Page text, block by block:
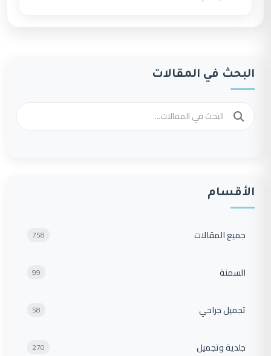
البحث في المقالات
الأقسام
جميع المقالات 758
السمنة 99
تجميل جراحي 58
جلدية وتجميل 270